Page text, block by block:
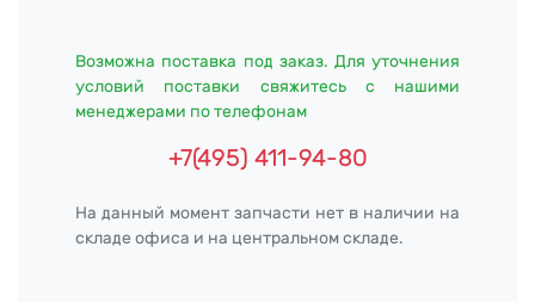
Возможна поставка под заказ. Для уточнения
условий поставки свяжитесь с нашими
менеджерами по телефонам
+7(495) 411-94-80
На данный момент запчасти нет в наличии на
складе офиса и на центральном складе.